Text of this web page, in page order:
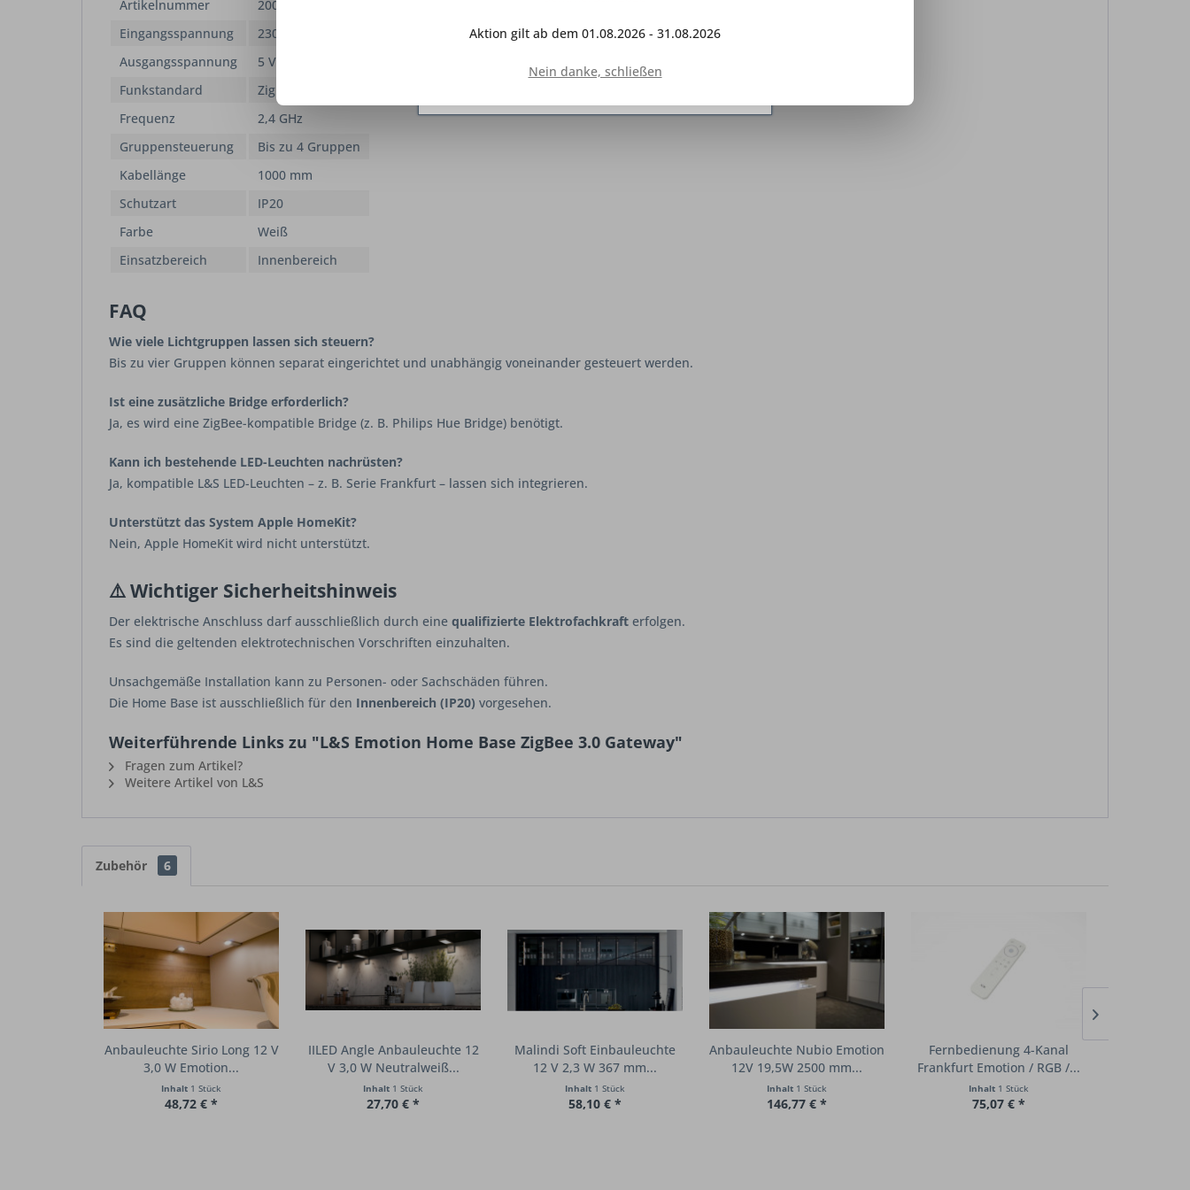
Artikelnummer
2000484
Eingangsspannung
230 V
Ausgangsspannung
5 V DC
Funkstandard
ZigBee 3.0
Frequenz
2,4 GHz
Gruppensteuerung
Bis zu 4 Gruppen
Kabellänge
1000 mm
Schutzart
IP20
Farbe
Weiß
Einsatzbereich
Innenbereich
FAQ
Wie viele Lichtgruppen lassen sich steuern?
Bis zu vier Gruppen können separat eingerichtet und unabhängig voneinander gesteuert werden.
Ist eine zusätzliche Bridge erforderlich?
Ja, es wird eine ZigBee-kompatible Bridge (z. B. Philips Hue Bridge) benötigt.
Kann ich bestehende LED-Leuchten nachrüsten?
Ja, kompatible L&S LED-Leuchten – z. B. Serie Frankfurt – lassen sich integrieren.
Unterstützt das System Apple HomeKit?
Nein, Apple HomeKit wird nicht unterstützt.
⚠️ Wichtiger Sicherheitshinweis
Der elektrische Anschluss darf ausschließlich durch eine qualifizierte Elektrofachkraft erfolgen.
Es sind die geltenden elektrotechnischen Vorschriften einzuhalten.
Unsachgemäße Installation kann zu Personen- oder Sachschäden führen.
Die Home Base ist ausschließlich für den Innenbereich (IP20) vorgesehen.
Weiterführende Links zu "L&S Emotion Home Base ZigBee 3.0 Gateway"
Fragen zum Artikel?
Weitere Artikel von L&S
Zubehör 6
Anbauleuchte Sirio Long 12 V
3,0 W Emotion...
Inhalt 1 Stück
48,72 € *
IILED Angle Anbauleuchte 12
V 3,0 W Neutralweiß...
Inhalt 1 Stück
27,70 € *
Malindi Soft Einbauleuchte
12 V 2,3 W 367 mm...
Inhalt 1 Stück
58,10 € *
Anbauleuchte Nubio Emotion
12V 19,5W 2500 mm...
Inhalt 1 Stück
146,77 € *
Fernbedienung 4-Kanal
Frankfurt Emotion / RGB /...
Inhalt 1 Stück
75,07 € *
Aktion gilt ab dem 01.08.2026 - 31.08.2026
Nein danke, schließen
Ihrer Zustimmung gesetzt.Mehr Informationen
Konfigurieren Alle akzeptieren